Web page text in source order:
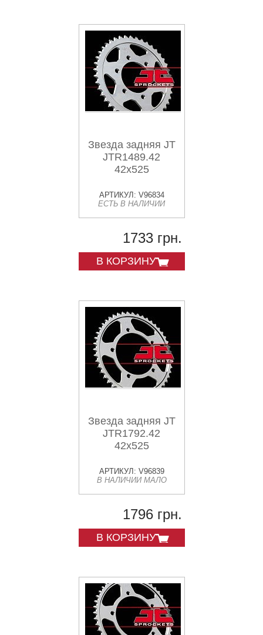
Звезда задняя JT
JTR1489.42
42x525
АРТИКУЛ: V96834
ЕСТЬ В НАЛИЧИИ
1733 грн.
В КОРЗИНУ
Звезда задняя JT
JTR1792.42
42x525
АРТИКУЛ: V96839
В НАЛИЧИИ МАЛО
1796 грн.
В КОРЗИНУ